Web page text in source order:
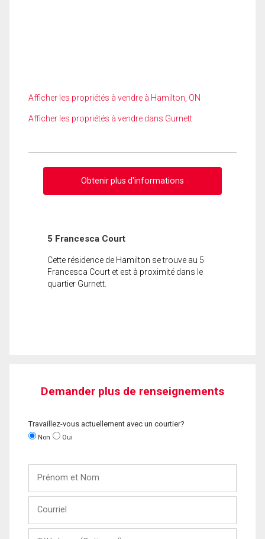
Afficher les propriétés à vendre à Hamilton, ON
Afficher les propriétés à vendre dans Gurnett
Obtenir plus d'informations
5 Francesca Court
Cette résidence de Hamilton se trouve au 5
Francesca Court et est à proximité dans le
quartier Gurnett.
Demander plus de renseignements
Travaillez-vous actuellement avec un courtier?
Non Oui
Nom